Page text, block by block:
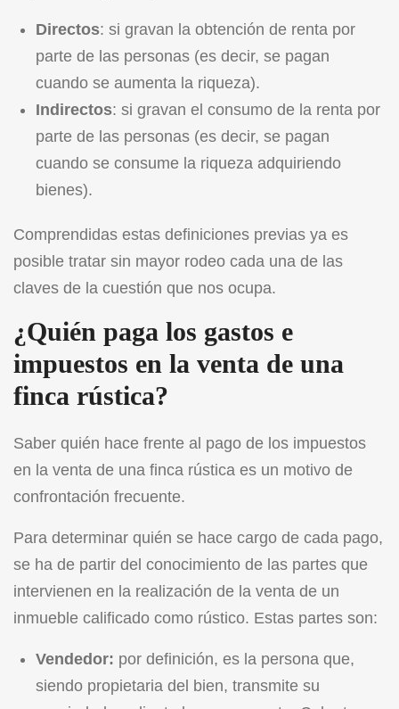
Directos: si gravan la obtención de renta por
parte de las personas (es decir, se pagan
cuando se aumenta la riqueza).
Indirectos: si gravan el consumo de la renta por
parte de las personas (es decir, se pagan
cuando se consume la riqueza adquiriendo
bienes).
Comprendidas estas definiciones previas ya es
posible tratar sin mayor rodeo cada una de las
claves de la cuestión que nos ocupa.
¿Quién paga los gastos e
impuestos en la venta de una
finca rústica?
Saber quién hace frente al pago de los impuestos
en la venta de una finca rústica es un motivo de
confrontación frecuente.
Para determinar quién se hace cargo de cada pago,
se ha de partir del conocimiento de las partes que
intervienen en la realización de la venta de un
inmueble calificado como rústico. Estas partes son:
Vendedor: por definición, es la persona que,
siendo propietaria del bien, transmite su